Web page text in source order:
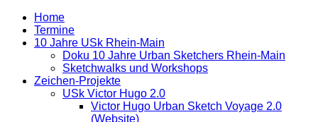
Home
Termine
10 Jahre USk Rhein-Main
Doku 10 Jahre Urban Sketchers Rhein-Main
Sketchwalks und Workshops
Zeichen-Projekte
USk Victor Hugo 2.0
Victor Hugo Urban Sketch Voyage 2.0
(Website)